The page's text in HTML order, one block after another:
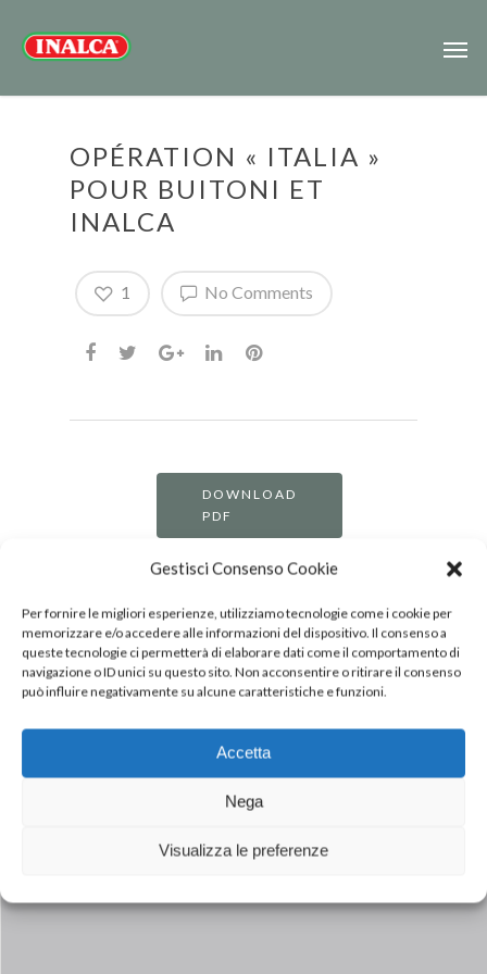
Gestisci Consenso Cookie
Per fornire le migliori esperienze, utilizziamo tecnologie come i cookie per
memorizzare e/o accedere alle informazioni del dispositivo. Il consenso a
queste tecnologie ci permetterà di elaborare dati come il comportamento di
navigazione o ID unici su questo sito. Non acconsentire o ritirare il consenso
può influire negativamente su alcune caratteristiche e funzioni.
Accetta
Nega
Visualizza le preferenze
OPÉRATION « ITALIA »
POUR BUITONI ET
INALCA
No Comments
1
DOWNLOAD
PDF
Next Post
OBTIENT LA CERTIFICATION OHSAS